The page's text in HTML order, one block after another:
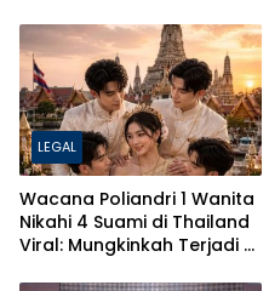
LEGAL
Wacana Poliandri 1 Wanita
Nikahi 4 Suami di Thailand
Viral: Mungkinkah Terjadi di